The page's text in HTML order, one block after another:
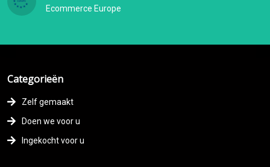
Ecommerce Europe
Categorieën
Zelf gemaakt
Doen we voor u
Ingekocht voor u